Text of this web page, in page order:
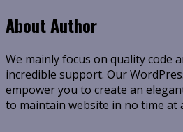
About Author
We mainly focus on quality code
incredible support. Our
empower you to create an
to maintain website in no time at